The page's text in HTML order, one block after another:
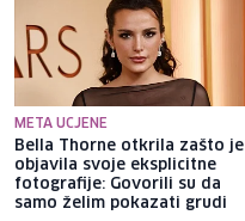
META UCJENE
Bella Thorne otkrila zašto je
objavila svoje eksplicitne
fotografije: Govorili su da
samo želim pokazati grudi